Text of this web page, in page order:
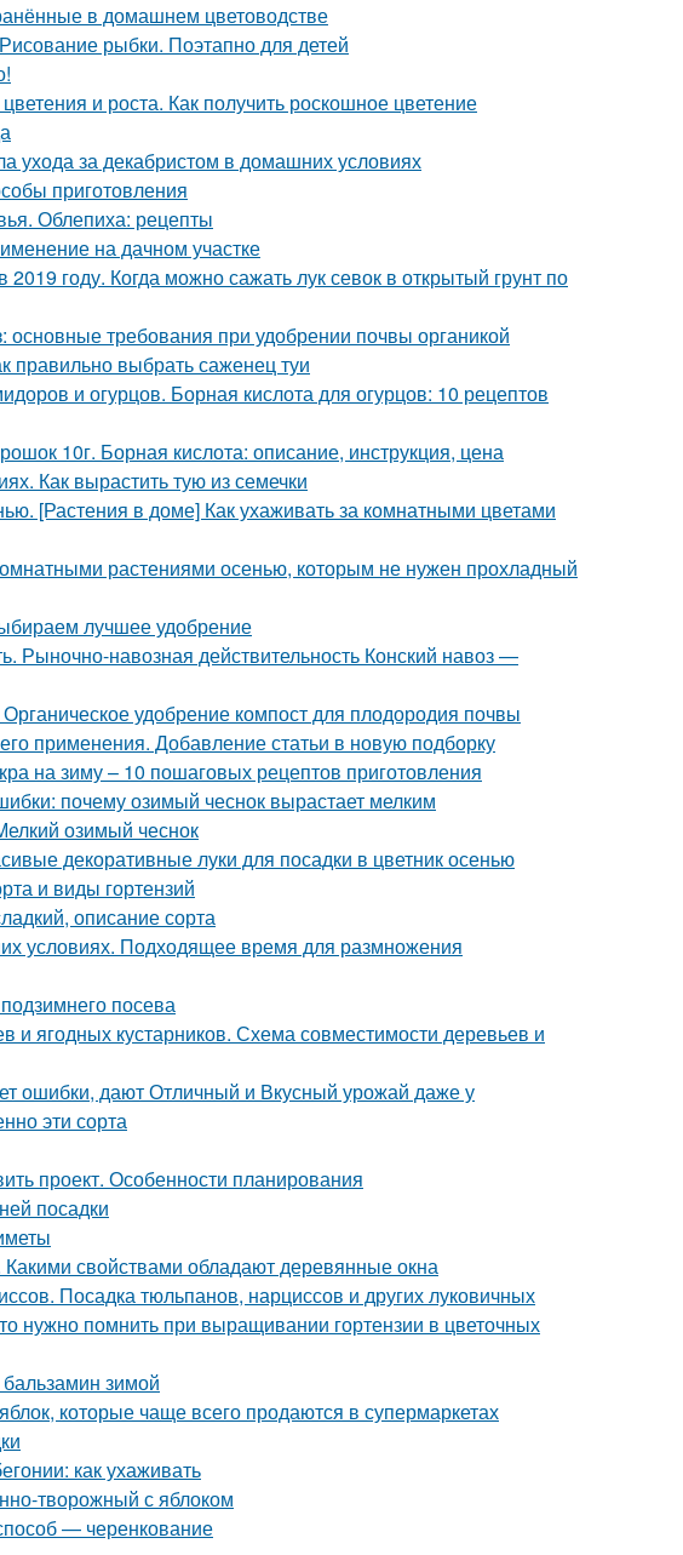
в домашнем цветоводстве
рыбки. Поэтапно для детей
и роста. Как получить роскошное цветение
ухода за декабристом в домашних условиях
приготовления
Облепиха: рецепты
на дачном участке
году. Когда можно сажать лук севок в открытый грунт по
основные требования при удобрении почвы органикой
правильно выбрать саженец туи
и огурцов. Борная кислота для огурцов: 10 рецептов
10г. Борная кислота: описание, инструкция, цена
Как вырастить тую из семечки
[Растения в доме] Как ухаживать за комнатными цветами
растениями осенью, которым не нужен прохладный
лучшее удобрение
Рыночно-навозная действительность Конский навоз —
удобрение компост для плодородия почвы
применения. Добавление статьи в новую подборку
на зиму – 10 пошаговых рецептов приготовления
почему озимый чеснок вырастает мелким
озимый чеснок
декоративные луки для посадки в цветник осенью
и виды гортензий
описание сорта
условиях. Подходящее время для размножения
посева
и ягодных кустарников. Схема совместимости деревьев и
ошибки, дают Отличный и Вкусный урожай даже у
эти сорта
проект. Особенности планирования
посадки
свойствами обладают деревянные окна
Посадка тюльпанов, нарциссов и других луковичных
нужно помнить при выращивании гортензии в цветочных
зимой
которые чаще всего продаются в супермаркетах
как ухаживать
творожный с яблоком
— черенкование